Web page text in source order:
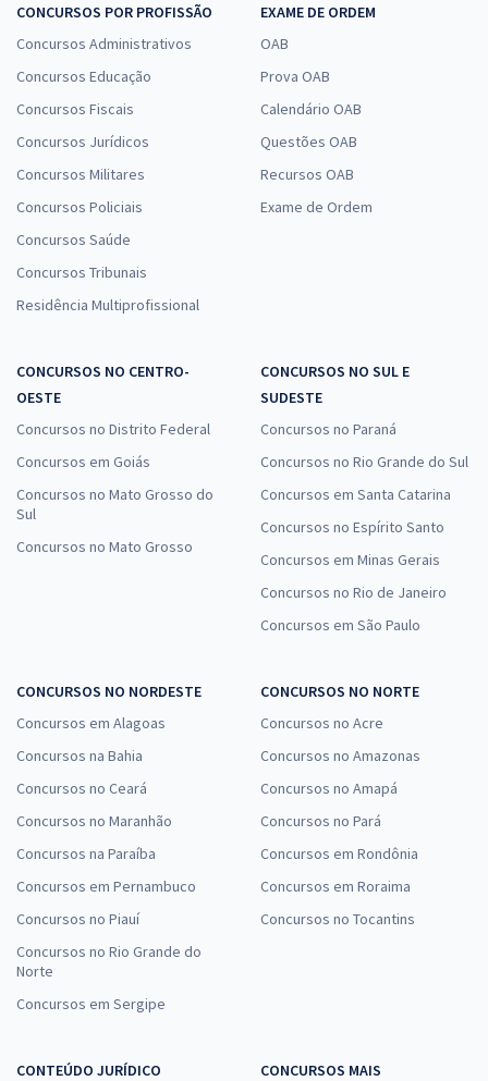
CONCURSOS POR PROFISSÃO
Concursos Administrativos
Concursos Educação
Concursos Fiscais
Concursos Jurídicos
Concursos Militares
Concursos Policiais
Concursos Saúde
Concursos Tribunais
Residência Multiprofissional
EXAME DE ORDEM
OAB
Prova OAB
Calendário OAB
Questões OAB
Recursos OAB
Exame de Ordem
CONCURSOS NO CENTRO-
OESTE
Concursos no Distrito Federal
Concursos em Goiás
Concursos no Mato Grosso do
Sul
Concursos no Mato Grosso
CONCURSOS NO SUL E
SUDESTE
Concursos no Paraná
Concursos no Rio Grande do Sul
Concursos em Santa Catarina
Concursos no Espírito Santo
Concursos em Minas Gerais
Concursos no Rio de Janeiro
Concursos em São Paulo
CONCURSOS NO NORDESTE
Concursos em Alagoas
Concursos na Bahia
Concursos no Ceará
Concursos no Maranhão
Concursos na Paraíba
Concursos em Pernambuco
Concursos no Piauí
Concursos no Rio Grande do
Norte
Concursos em Sergipe
CONCURSOS NO NORTE
Concursos no Acre
Concursos no Amazonas
Concursos no Amapá
Concursos no Pará
Concursos em Rondônia
Concursos em Roraima
Concursos no Tocantins
CONTEÚDO JURÍDICO
CONCURSOS MAIS